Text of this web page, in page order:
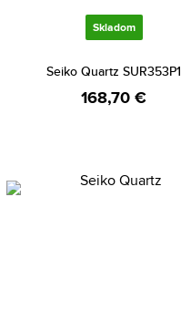
Skladom
Seiko Quartz SUR353P1
168,70 €